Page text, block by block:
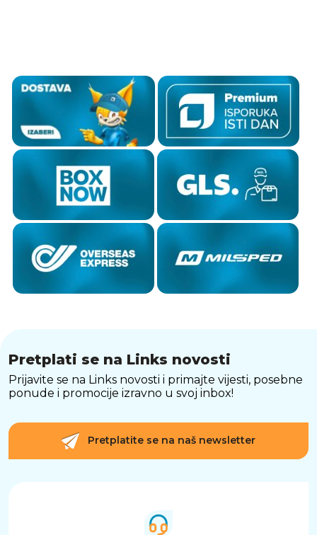
Pretplati se na Links novosti
Prijavite se na Links novosti i primajte vijesti, posebne
ponude i promocije izravno u svoj inbox!
Pretplatite se na naš newsletter